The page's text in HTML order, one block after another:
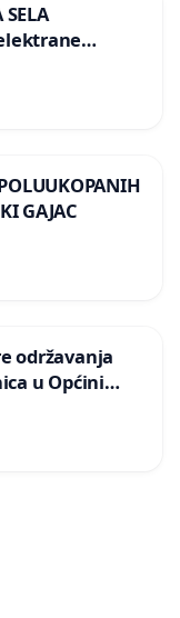
GAJAC
održavanja
u Općini